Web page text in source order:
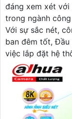
đáng xem xét với
trong ngành công
Với sự sắc nét,
ban đêm tốt,
việc lắp đặt hệ